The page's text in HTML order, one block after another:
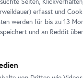
erfasst und
werden für bis zu 13
und an Reddit